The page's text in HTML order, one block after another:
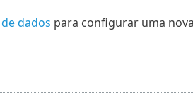
dados para configurar uma